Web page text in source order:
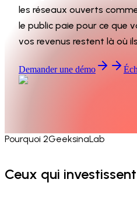
les réseaux ouverts
le public paie pour ce que
vos revenus restent là où
Demander une démo
Pourquoi 2GeeksinaLab
Ceux qui